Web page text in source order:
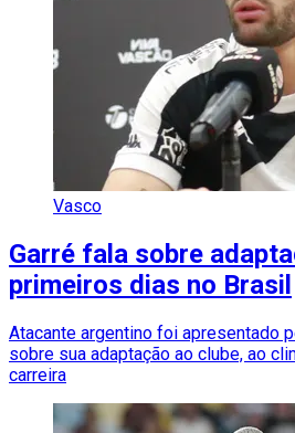
Vasco
Garré fala sobre
primeiros dias no Brasil
Atacante argentino foi apresentado
sobre sua adaptação ao clube, ao
carreira